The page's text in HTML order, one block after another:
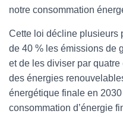
notre consommation
Cette loi décline plusieurs
de 40 % les émissions de
et de les diviser par
des énergies
énergétique finale en
consommation d’énergie